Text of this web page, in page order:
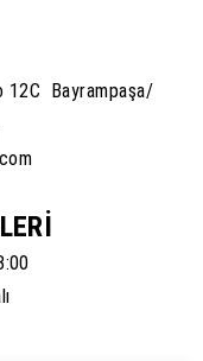
12C Bayrampaşa/